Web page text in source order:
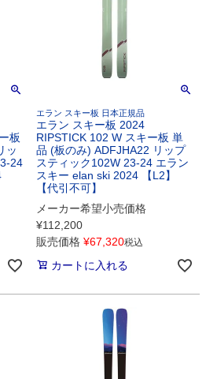
板
ッ
24
エラン スキー板 日本正規品
エラン スキー板 2024
RIPSTICK 102 W スキー板 単
品 (板のみ) ADFJHA22 リップ
スティック102W 23-24 エラン
スキー elan ski 2024 【L2】
【代引不可】
メーカー希望小売価格
¥112,200
販売価格 ¥67,320税込
カートに入れる